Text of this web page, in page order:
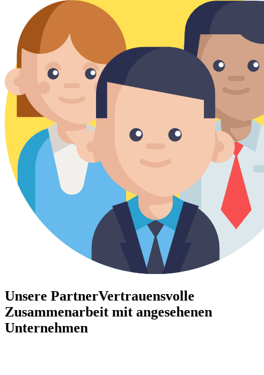
Unsere PartnerVertrauensvolle
Zusammenarbeit mit angesehenen
Unternehmen